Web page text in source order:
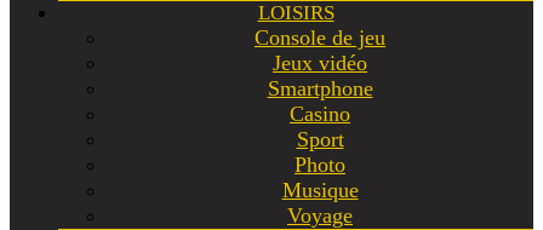
LOISIRS
Console de jeu
Jeux vidéo
Smartphone
Casino
Sport
Photo
Musique
Voyage